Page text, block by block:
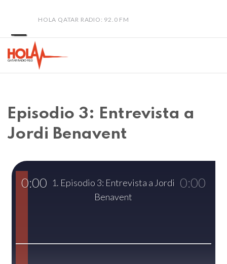
HOLA QATAR RADIO: 92.0 FM
Episodio 3: Entrevista a
Jordi Benavent
1. Episodio 3: Entrevista a Jordi
Benavent
0:00 0:00